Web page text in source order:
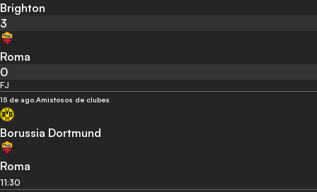
Brighton
3
Roma
0
FJ
15 de ago. Amistosos de clubes
Borussia Dortmund
Roma
11:30